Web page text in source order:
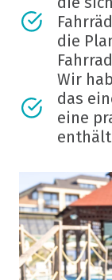
die
Wir
das
eine